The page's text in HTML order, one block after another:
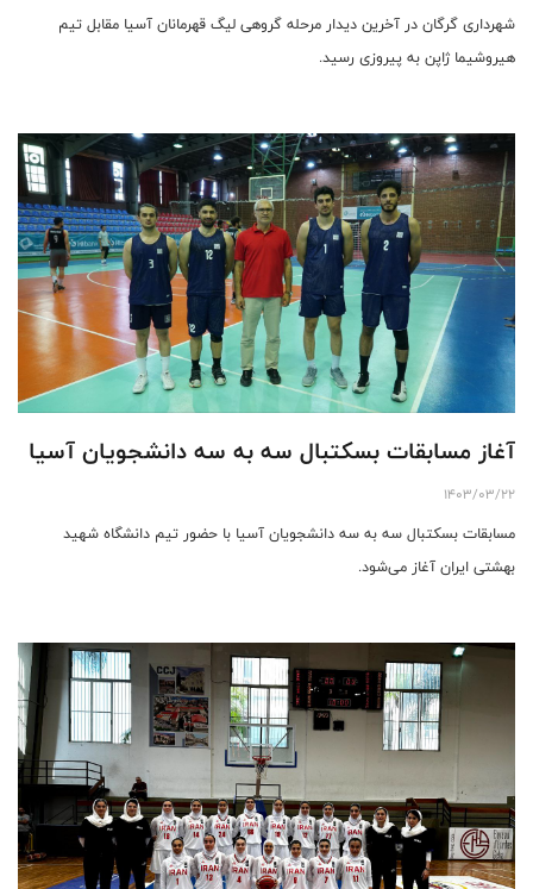
شهرداری گرگان در آخرین دیدار مرحله گروهی لیگ قهرمانان آسیا مقابل تیم
هیروشیما ژاپن به پیروزی رسید.
آغاز مسابقات بسکتبال سه به سه دانشجویان آسیا
1403/03/22
مسابقات بسکتبال سه به سه دانشجویان آسیا با حضور تیم دانشگاه شهید
بهشتی ایران آغاز می‌شود.